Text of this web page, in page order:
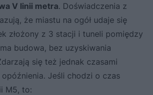
V linii metra. Doświadczenia z
że miastu na ogół udaje się
złożony z 3 stacji i tuneli pomiędzy
budowa, bez uzyskiwania
się też jednak czasami
Jeśli chodzi o czas
M5, to: